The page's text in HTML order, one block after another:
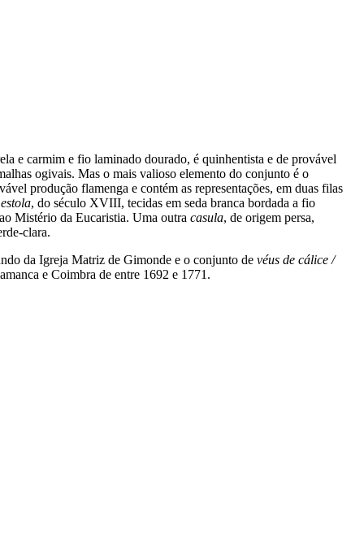
e carmim e fio laminado dourado, é quinhentista e de provável
ogivais. Mas o mais valioso elemento do conjunto é o
produção flamenga e contém as representações, em duas filas
estola, do século XVIII, tecidas em seda branca bordada a fio
Mistério da Eucaristia. Uma outra casula, de origem persa,
clara.
da Igreja Matriz de Gimonde e o conjunto de véus de cálice /
e Coimbra de entre 1692 e 1771.